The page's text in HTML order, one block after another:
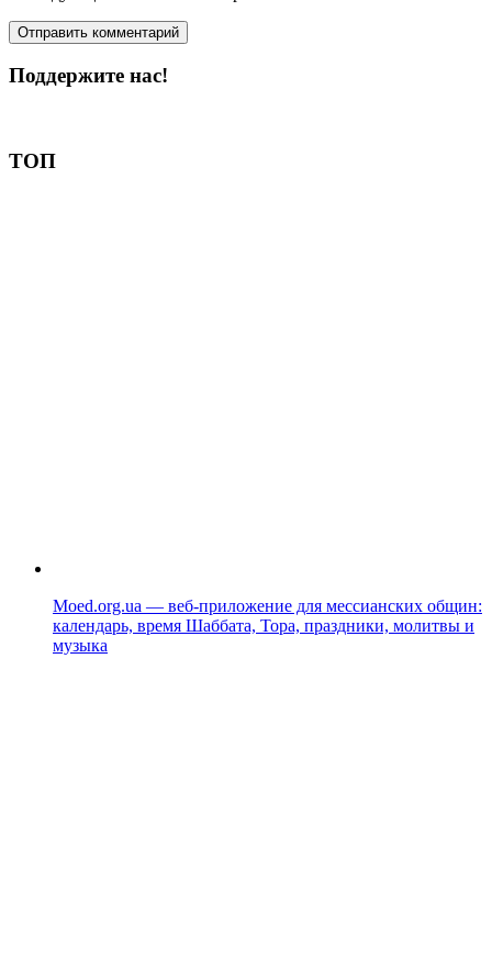
Поддержите нас!
ТОП
Moed.org.ua — веб-приложение для мессианских общин:
календарь, время Шаббата, Тора, праздники, молитвы и
музыка